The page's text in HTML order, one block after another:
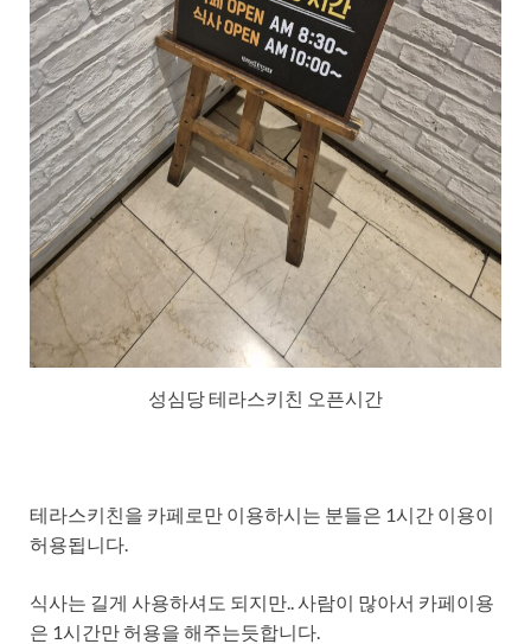
성심당 테라스키친 오픈시간
테라스키친을 카페로만 이용하시는 분들은 1시간 이용이
허용됩니다.
식사는 길게 사용하셔도 되지만.. 사람이 많아서 카페이용
은 1시간만 허용을 해주는듯합니다.